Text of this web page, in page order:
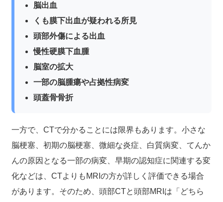
脳出血
くも膜下出血が疑われる所見
頭部外傷による出血
慢性硬膜下血腫
脳室の拡大
一部の脳腫瘍や占拠性病変
頭蓋骨骨折
一方で、CTで分かることには限界もあります。小さな
脳梗塞、初期の脳梗塞、微細な炎症、白質病変、てんか
んの原因となる一部の病変、早期の認知症に関連する変
化などは、CTよりもMRIの方が詳しく評価できる場合
があります。そのため、頭部CTと頭部MRIは「どちら